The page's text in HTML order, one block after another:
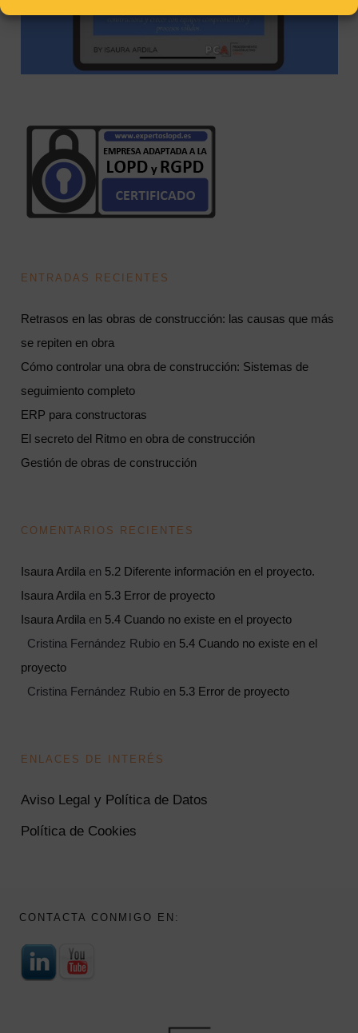
ENTRADAS RECIENTES
Retrasos en las obras de construcción: las causas que más
se repiten en obra
Cómo controlar una obra de construcción: Sistemas de
seguimiento completo
ERP para constructoras
El secreto del Ritmo en obra de construcción
Gestión de obras de construcción
COMENTARIOS RECIENTES
Isaura Ardila en 5.2 Diferente información en el proyecto.
Isaura Ardila en 5.3 Error de proyecto
Isaura Ardila en 5.4 Cuando no existe en el proyecto
Cristina Fernández Rubioen 5.4 Cuando no existe en el
proyecto
Cristina Fernández Rubioen 5.3 Error de proyecto
ENLACES DE INTERÉS
Aviso Legal y Política de Datos
Política de Cookies
CONTACTA CONMIGO EN: